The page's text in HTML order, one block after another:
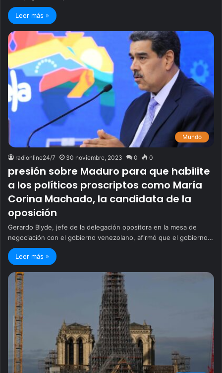
Leer más »
Mundo
radionline24/7 30 noviembre, 2023 0 0
presión sobre Maduro para que habilite
a los políticos proscriptos como María
Corina Machado, la candidata de la
oposición
Gerardo Blyde, jefe de la delegación opositora en la mesa de
negociación con el gobierno venezolano, afirmó que el gobierno…
Leer más »